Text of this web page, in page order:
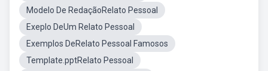
Modelo De RedaçãoRelato Pessoal
Exeplo DeUm Relato Pessoal
Exemplos DeRelato Pessoal Famosos
Template.pptRelato Pessoal